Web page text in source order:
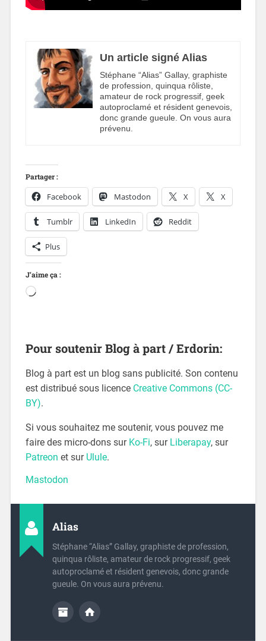
Un article signé Alias
Stéphane “Alias” Gallay, graphiste
de profession, quinqua rôliste,
amateur de rock progressif, geek
autoproclamé et résident genevois,
donc grande gueule. On vous aura
prévenu.
Partager :
Facebook Mastodon X X
Tumblr LinkedIn Reddit
Plus
J’aime ça :
Pour soutenir Blog à part / Erdorin:
Blog à part est un blog sans publicité. Son contenu
est distribué sous licence Creative Commons (CC-
BY).
Si vous souhaitez me soutenir, vous pouvez me
faire des micro-dons sur Ko-Fi, sur Liberapay, sur
Patreon et sur Ulule.
Mastodon
Alias
Stéphane “Alias” Gallay, graphiste de profession,
quinqua rôliste, amateur de rock progressif, geek
autoproclamé et résident genevois, donc grande
gueule. On vous aura prévenu.